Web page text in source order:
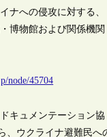
ナへの侵攻に対する、
博物館および関係機関
node/45704
キュメンテーション協
、ウクライナ避難民へ